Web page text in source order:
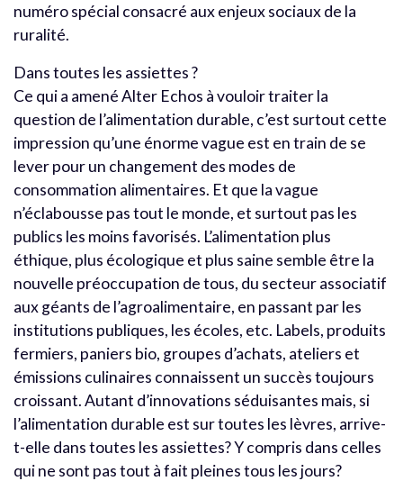
numéro spécial consacré aux enjeux sociaux de la
ruralité.
Dans toutes les assiettes ?
Ce qui a amené Alter Echos à vouloir traiter la
question de l’alimentation durable, c’est surtout cette
impression qu’une énorme vague est en train de se
lever pour un changement des modes de
consommation alimentaires. Et que la vague
n’éclabousse pas tout le monde, et surtout pas les
publics les moins favorisés. L’alimentation plus
éthique, plus écologique et plus saine semble être la
nouvelle préoccupation de tous, du secteur associatif
aux géants de l’agroalimentaire, en passant par les
institutions publiques, les écoles, etc. Labels, produits
fermiers, paniers bio, groupes d’achats, ateliers et
émissions culinaires connaissent un succès toujours
croissant. Autant d’innovations séduisantes mais, si
l’alimentation durable est sur toutes les lèvres, arrive-
t-elle dans toutes les assiettes? Y compris dans celles
qui ne sont pas tout à fait pleines tous les jours?